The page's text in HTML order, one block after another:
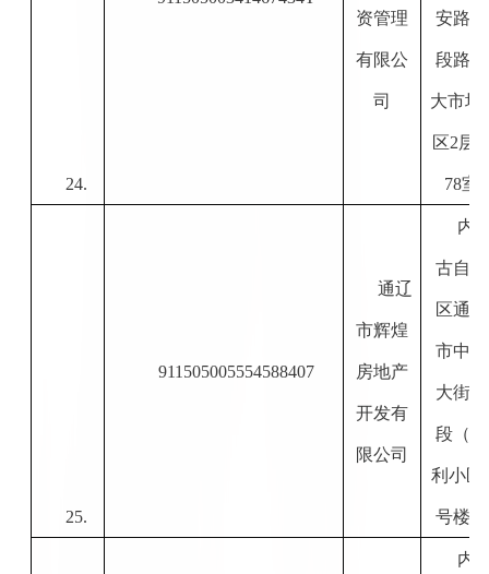
24.
资管理
有限公
司
安路南
段路东
大市场
区2层
78室
25.
911505005554588407
通辽
市辉煌
房地产
开发有
限公司
内
古自治
区通辽
市中心
大街中
段（惠
利小区
号楼）
内